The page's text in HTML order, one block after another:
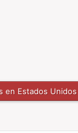
en Estados Unidos